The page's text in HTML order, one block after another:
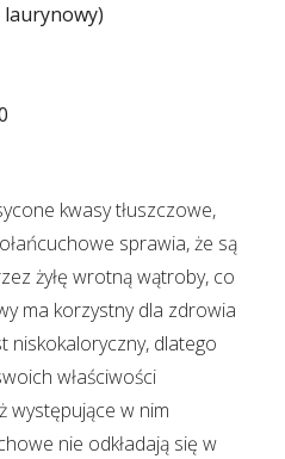
laurynowy)
kwasy tłuszczowe,
sprawia, że są
żyłę wrotną wątroby, co
ma korzystny dla zdrowia
niskokaloryczny, dlatego
właściwości
występujące w nim
nie odkładają się w